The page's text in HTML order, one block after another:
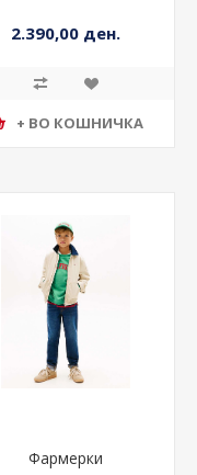
2.390,00 ден.
+ ВО КОШНИЧКА
Фармерки